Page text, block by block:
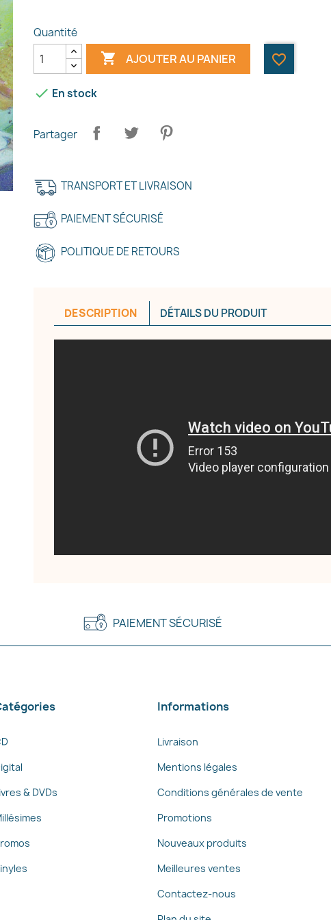
Quantité
 AJOUTER AU PANIER favorite_border
 En stock
Partager
TRANSPORT ET LIVRAISON
PAIEMENT SÉCURISÉ
POLITIQUE DE RETOURS
DESCRIPTION DÉTAILS DU PRODUIT
une liste d'envies
la liste d'envies
PAIEMENT SÉCURISÉ
& DVDs
Informations
Livraison
Mentions légales
Conditions générales de vente
Promotions
Nouveaux produits
Meilleures ventes
Contactez-nous